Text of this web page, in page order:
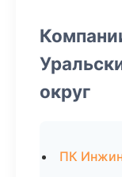
округ
ПК